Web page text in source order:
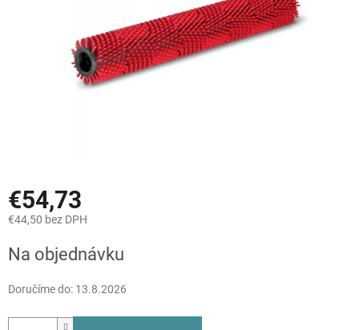
€54,73
€44,50 bez DPH
cena:
Na objednávku
Doručíme do: 13.8.2026